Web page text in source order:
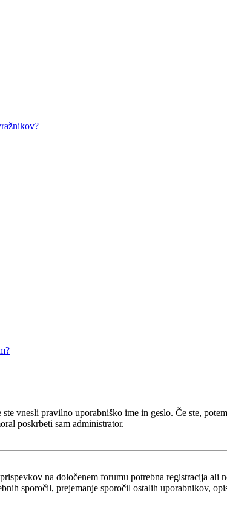
vnesli pravilno uporabniško ime in geslo. Če ste,
poskrbeti sam administrator.
na določenem forumu potrebna registracija ali
sporočil, prejemanje sporočil ostalih uporabnikov,